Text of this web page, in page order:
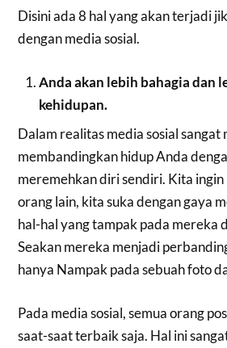
Disini ada 8 hal yang akan terjadi
dengan media sosial.
Anda akan lebih bahagia dan
kehidupan.
Dalam realitas media sosial sangat
membandingkan hidup Anda
meremehkan diri sendiri. Kita
orang lain, kita suka dengan gaya
hal-hal yang tampak pada mereka
Seakan mereka menjadi
hanya Nampak pada sebuah foto
Pada media sosial, semua orang
saat-saat terbaik saja. Hal ini